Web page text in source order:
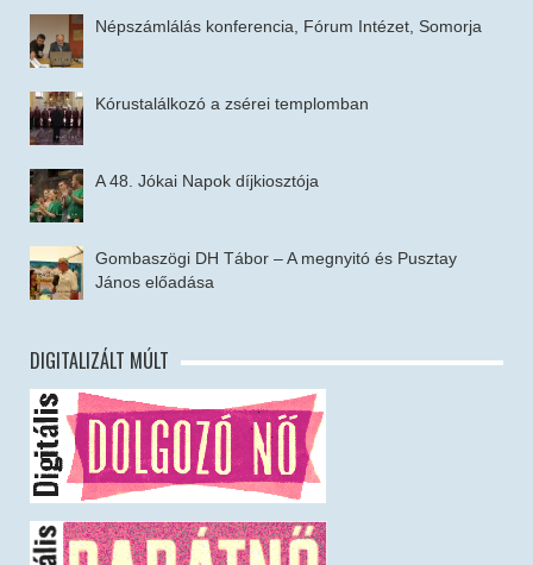
Népszámlálás konferencia, Fórum Intézet, Somorja
Kórustalálkozó a zsérei templomban
A 48. Jókai Napok díjkiosztója
Gombaszögi DH Tábor – A megnyitó és Pusztay
János előadása
DIGITALIZÁLT MÚLT